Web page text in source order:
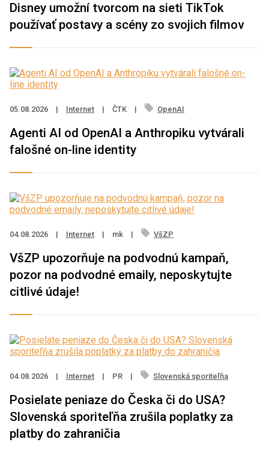
Disney umožní tvorcom na sieti TikTok
používať postavy a scény zo svojich filmov
05.08.2026 | Internet | ČTK | OpenAI
Agenti AI od OpenAI a Anthropiku vytvárali
falošné on-line identity
04.08.2026 | Internet | mk | VšZP
VšZP upozorňuje na podvodnú kampaň,
pozor na podvodné emaily, neposkytujte
citlivé údaje!
04.08.2026 | Internet | PR | Slovenská sporiteľňa
Posielate peniaze do Česka či do USA?
Slovenská sporiteľňa zrušila poplatky za
platby do zahraničia